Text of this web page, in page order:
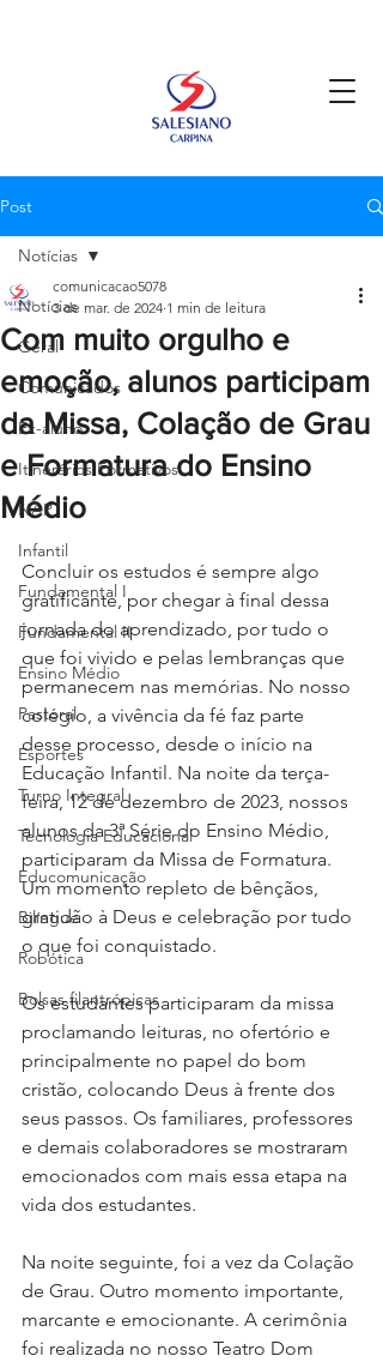
Post
Notícias
Geral
Comunicados
Ex-aluno
Itinerários Formativos
NAP
Infantil
Fundamental I
Fundamental II
Ensino Médio
Pastoral
Esportes
Turno Integral
Tecnologia Educacional
Educomunicação
Bilíngue
Robótica
Bolsas filantrópicas
Notícias
Com muito orgulho e
emoção, alunos participam
da Missa, Colação de Grau
e Formatura do Ensino
Médio
comunicacao5078
3 de mar. de 2024 1 min de leitura
Concluir os estudos é sempre algo
gratificante, por chegar à final dessa
jornada do aprendizado, por tudo o
que foi vivido e pelas lembranças que
permanecem nas memórias. No nosso
colégio, a vivência da fé faz parte
desse processo, desde o início na
Educação Infantil. Na noite da terça-
feira, 12 de dezembro de 2023, nossos
alunos da 3ª Série do Ensino Médio,
participaram da Missa de Formatura.
Um momento repleto de bênçãos,
gratidão à Deus e celebração por tudo
o que foi conquistado.
Os estudantes participaram da missa
proclamando leituras, no ofertório e
principalmente no papel do bom
cristão, colocando Deus à frente dos
seus passos. Os familiares, professores
e demais colaboradores se mostraram
emocionados com mais essa etapa na
vida dos estudantes.
Na noite seguinte, foi a vez da Colação
de Grau. Outro momento importante,
marcante e emocionante. A cerimônia
foi realizada no nosso Teatro Dom